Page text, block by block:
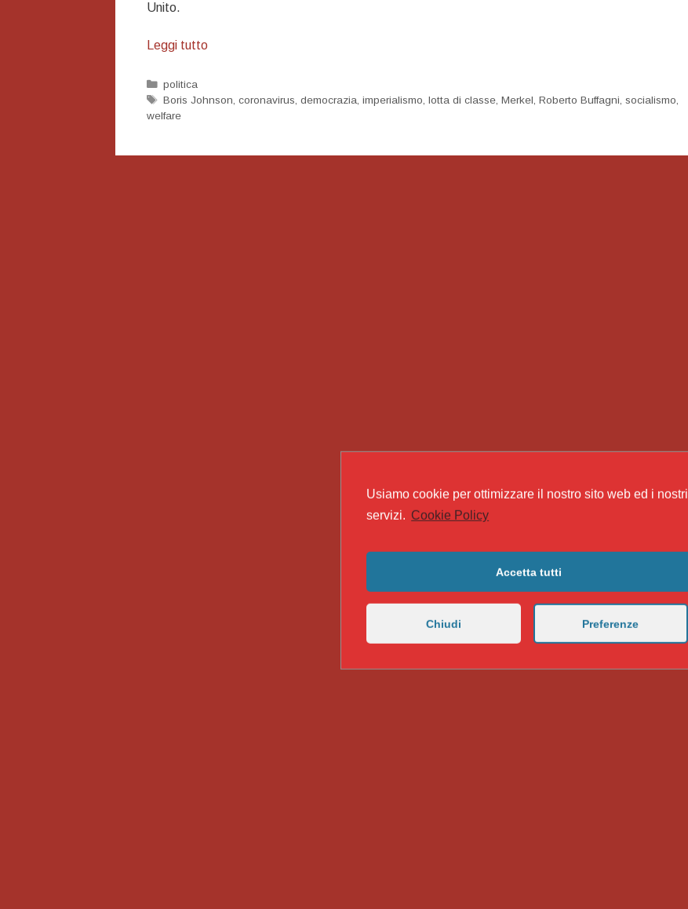
Unito.
Leggi tuttoCome
Categorie
politica
Tag
Boris Johnson ,coronavirus ,democrazia ,imperialismo ,lotta di classe ,Merkel ,Roberto Buffagni ,socialismo
welfare
Usiamo cookie per ottimizzare il nostro sito web ed i nostri
servizi. Cookie Policy
Accetta tutti
Chiudi Preferenze